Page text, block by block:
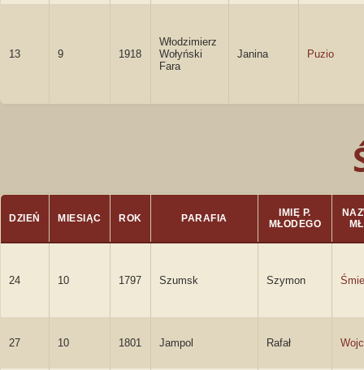
13 9 1918
Włodzimierz
Wołyński
Fara
Janina Puzio
DZIEŃ MIESIĄC ROK PARAFIA
IMIĘ P.
MŁODEGO
24 10 1797 Szumsk Szymon
27 10 1801 Jampol Rafał